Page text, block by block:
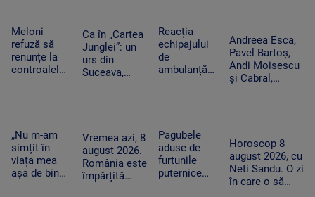
Meloni
refuză să
renunțe la
controalele
Spania
ripostează
cu măsuri
similare
Ca în „Cartea
Junglei”: un
urs din
Suceava,
precum
adevăratul
Baloo
Reacția
echipajului
de
ambulanță
misiune.
Pacient era
un copil de
nici 2 ani
Andreea Esca,
Pavel Bartoș,
Andi Moisescu
și Cabral,
toamnă!”
„Nu m-am
simțit în
viața mea
așa de bine”
Vremea azi, 8
august 2026.
România este
împărțită
Pagubele
aduse de
furtunile
puternice
Horoscop 8
august 2026, cu
Neti Sandu. O zi
în care o să